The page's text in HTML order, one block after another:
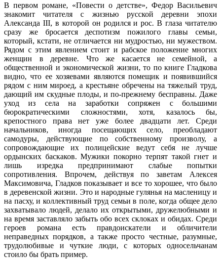
В первом романе, «Повести о детстве», Федор Васильевич
знакомит читателя с жизнью русской деревни эпохи
Александа III, в которой он родился и рос. В глаза читателю
сразу же бросается деспотизм пожилого главы семьи,
который, кстати, не отличается ни мудростью, ни мужеством.
Рядом с этим явлением стоит и рабское положение многих
женщин в деревне. Что же касается не семейной, а
общественной и экономической жизни, то по книге Гладкова
видно, что ее хозяевами являются помещик и появившийся
рядом с ним мироед, а крестьяне обречены на тяжелый труд,
дающий им скудные плоды, и по-прежнему бесправны. Даже
уход из села на заработки сопряжен с большими
бюрократическими сложностями, хотя, казалось бы,
крепостного права нет уже более двадцати лет. Среди
начальников, иногда посещающих село, преобладают
самодуры, действующие по собственному произволу, а
сопровождающие их полицейские ведут себя не лучше
ордынских баскаков. Мужики покорно терпят такой гнет и
лишь изредка предпринимают слабые попытки
сопротивления. Впрочем, действуя по заветам Алексея
Максимовича, Гладков показывает и все то хорошее, что было
в деревенской жизни. Это и народные гулянья на масленицу и
на пасху, и коллективный труд семьи в поле, когда общее дело
захватывало людей, делало их открытыми, дружелюбными и
на время заставляло забыть обо всех склоках и обидах. Среди
героев романа есть правдоискатели и обличители
неправедных порядков, а также просто честные, разумные,
трудолюбивые и чуткие люди, с которых односельчанам
стоило бы брать пример.